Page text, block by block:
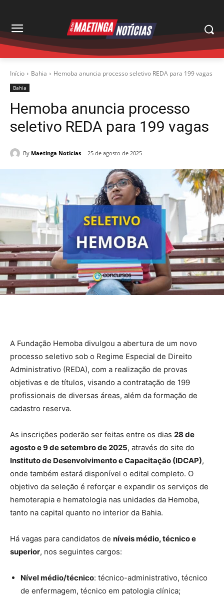
Início Bahia Hemoba anuncia processo seletivo REDA para 199 vagas
Bahia
Hemoba anuncia processo
seletivo REDA para 199 vagas
By Maetinga Notícias 25 de agosto de 2025
A Fundação Hemoba divulgou a abertura de um novo
processo seletivo sob o Regime Especial de Direito
Administrativo (REDA), com a realização de provas
objetivas e de títulos, visando a contratação de 199
profissionais de diversas áreas, além da formação de
cadastro reserva.
As inscrições poderão ser feitas entre os dias 28 de
agosto e 9 de setembro de 2025, através do site do
Instituto de Desenvolvimento e Capacitação (IDCAP),
onde também estará disponível o edital completo. O
objetivo da seleção é reforçar e expandir os serviços de
hemoterapia e hematologia nas unidades da Hemoba,
tanto na capital quanto no interior da Bahia.
Há vagas para candidatos de níveis médio, técnico e
superior, nos seguintes cargos:
Nível médio/técnico: técnico-administrativo, técnico
de enfermagem, técnico em patologia clínica;